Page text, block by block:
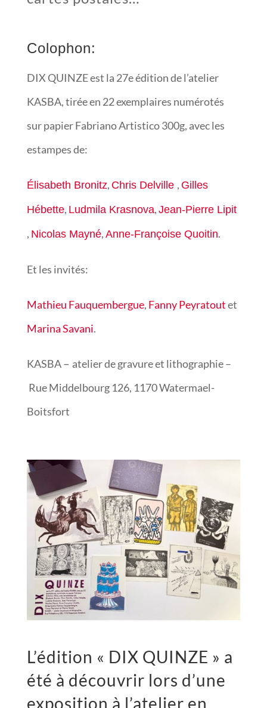
Colophon:
DIX QUINZE est la 27e édition de l’atelier
KASBA, tirée en 22 exemplaires numérotés
sur papier Fabriano Artistico 300g, avec les
estampes de:
Élisabeth Bronitz, Chris Delville , Gilles
Hébette, Ludmila Krasnova, Jean-Pierre Lipit
, Nicolas Mayné, Anne-Françoise Quoitin.
Et les invités:
Mathieu Fauquembergue, Fanny Peyratoutet
Marina Savani.
KASBA– atelier de gravure et lithographie –
Rue Middelbourg 126, 1170 Watermael-
Boitsfort
L’édition « DIX QUINZE » a
été à découvrir lors d’une
exposition à l’atelier en